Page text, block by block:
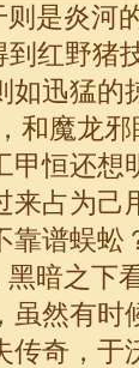
是炎河
红野猪
如迅猛的
和魔龙
甲恒还想
占为己
靠谱蜈蚣
暗之下
虽然有时
传奇，于